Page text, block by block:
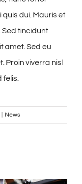
dui. Mauris et
Sed tincidunt
amet. Sed eu
Proin viverra nisl
felis.
News